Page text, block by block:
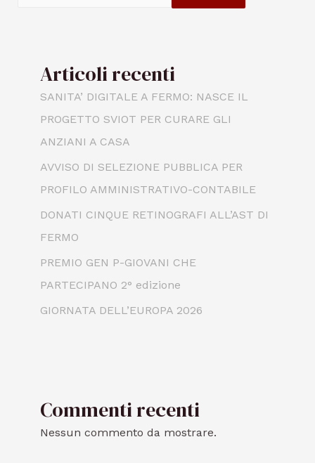
Articoli recenti
SANITA’ DIGITALE A FERMO: NASCE IL
PROGETTO SVIOT PER CURARE GLI
ANZIANI A CASA
AVVISO DI SELEZIONE PUBBLICA PER
PROFILO AMMINISTRATIVO-CONTABILE
DONATI CINQUE RETINOGRAFI ALL’AST DI
FERMO
PREMIO GEN P-GIOVANI CHE
PARTECIPANO 2° edizione
GIORNATA DELL’EUROPA 2026
Commenti recenti
Nessun commento da mostrare.